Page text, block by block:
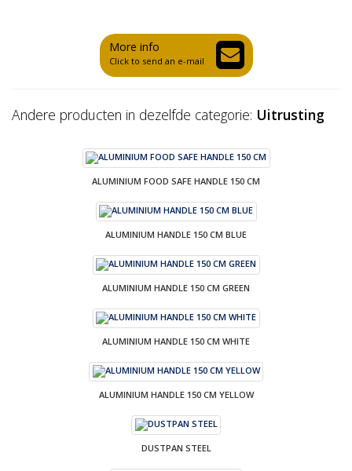
More info
Click to send an e-mail
Andere producten in dezelfde categorie: Uitrusting
ALUMINIUM FOOD SAFE HANDLE 150 CM
ALUMINIUM HANDLE 150 CM BLUE
ALUMINIUM HANDLE 150 CM GREEN
ALUMINIUM HANDLE 150 CM WHITE
ALUMINIUM HANDLE 150 CM YELLOW
DUSTPAN STEEL